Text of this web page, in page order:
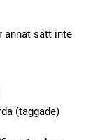
annat sätt inte
(taggade)